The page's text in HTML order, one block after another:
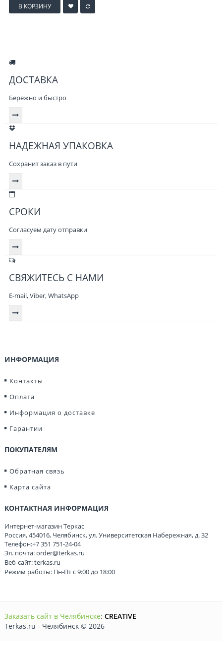
В КОРЗИНУ
ДОСТАВКА
Бережно и быстро
НАДЕЖНАЯ УПАКОВКА
Сохранит заказ в пути
СРОКИ
Согласуем дату отправки
СВЯЖИТЕСЬ С НАМИ
E-mail, Viber,WhatsApp
ИНФОРМАЦИЯ
Контакты
Оплата
Информация о доставке
Гарантии
ПОКУПАТЕЛЯМ
Обратная связь
Карта сайта
КОНТАКТНАЯ ИНФОРМАЦИЯ
Интернет-магазин Теркас
Россия,454016, Челябинск,ул. Университетская Набережная, д. 32
Телефон:+7 351 751-24-04
Эл. почта:order@terkas.ru
Веб-сайт:terkas.ru
Режим работы: Пн-Пт с 9:00 до 18:00
Заказать сайт в Челябинске: CREATIVE
Terkas.ru - Челябинск © 2026